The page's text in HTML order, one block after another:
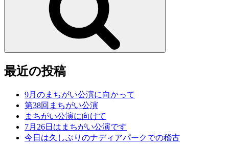
最近の投稿
9月のまちがい公演に向かって
第38回まちがい公演
まちがい公演に向けて
7月26日はまちがい公演です
今日は久しぶりのナディアパークでの稽古